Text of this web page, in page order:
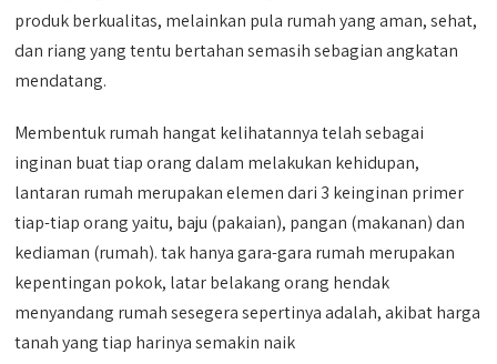
produk berkualitas, melainkan pula rumah yang aman, sehat,
dan riang yang tentu bertahan semasih sebagian angkatan
mendatang.
Membentuk rumah hangat kelihatannya telah sebagai
inginan buat tiap orang dalam melakukan kehidupan,
lantaran rumah merupakan elemen dari 3 keinginan primer
tiap-tiap orang yaitu, baju (pakaian), pangan (makanan) dan
kediaman (rumah). tak hanya gara-gara rumah merupakan
kepentingan pokok, latar belakang orang hendak
menyandang rumah sesegera sepertinya adalah, akibat harga
tanah yang tiap harinya semakin naik